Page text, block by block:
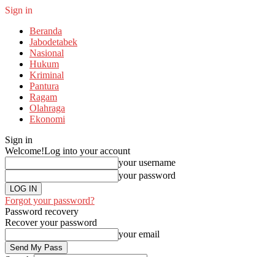
Sign in
Beranda
Jabodetabek
Nasional
Hukum
Kriminal
Pantura
Ragam
Olahraga
Ekonomi
Sign in
Welcome!Log into your account
your username
your password
Forgot your password?
Password recovery
Recover your password
your email